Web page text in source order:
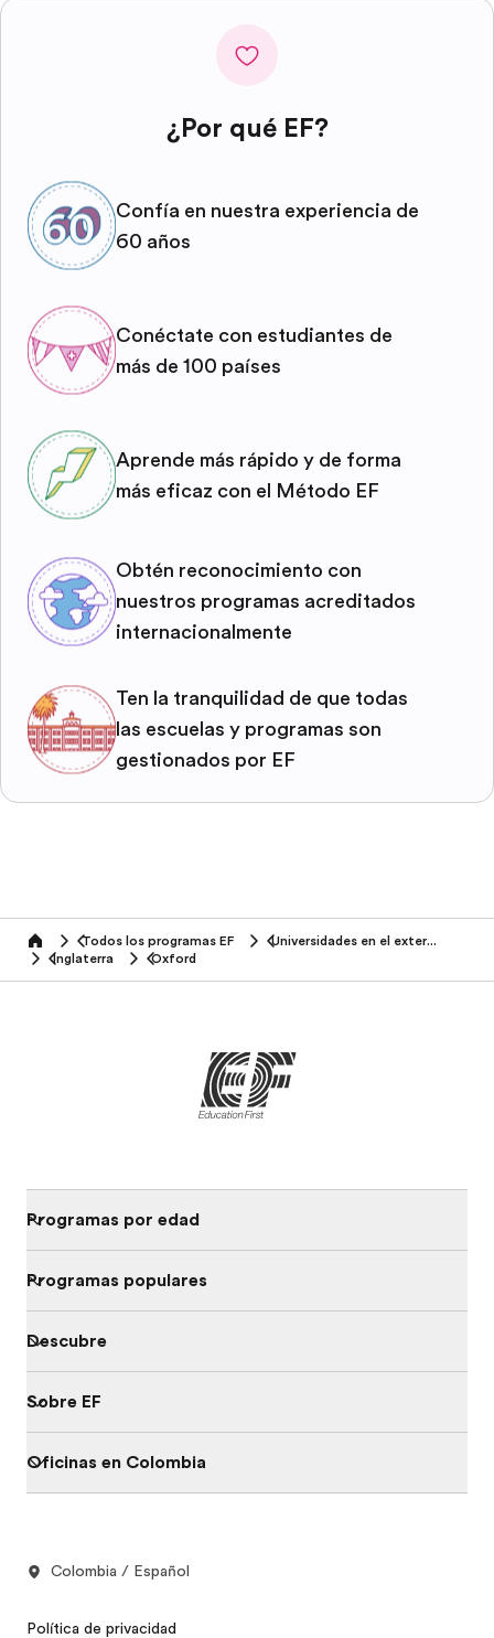
¿Por qué EF?
Confía en nuestra experiencia de
60 años
Conéctate con estudiantes de
más de 100 países
Aprende más rápido y de forma
más eficaz con el Método EF
Obtén reconocimiento con
nuestros programas acreditados
internacionalmente
Ten la tranquilidad de que todas
las escuelas y programas son
gestionados por EF
home Todos los programas EF
Universidades en el exterior
Inglaterra
Oxford
Programas por edad
Programas populares
Descubre
Sobre EF
Oficinas en Colombia
Colombia / Español
Política de privacidad